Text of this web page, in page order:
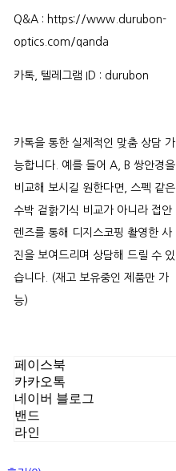
Q&A : https://www.durubon-
optics.com/qanda
카톡, 텔레그램 ID : durubon
카톡을 통한 실제적인 맞춤 상담 가
능합니다. 예를 들어 A, B 쌍안경을
비교해 보시길 원한다면, 스펙 같은
수박 겉핡기식 비교가 아니라 접안
렌즈를 통해 디지스코핑 촬영한 사
진을 보여드리며 상담해 드릴 수 있
습니다. (재고 보유중인 제품만 가
능)
페이스북
카카오톡
네이버 블로그
밴드
라인